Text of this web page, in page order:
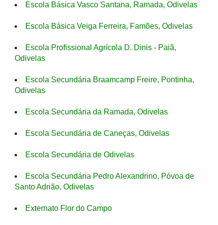
Escola Básica Vasco Santana, Ramada, Odivelas
Escola Básica Veiga Ferreira, Famões, Odivelas
Escola Profissional Agrícola D. Dinis - Paiã,
Odivelas
Escola Secundária Braamcamp Freire, Pontinha,
Odivelas
Escola Secundária da Ramada, Odivelas
Escola Secundária de Caneças, Odivelas
Escola Secundária de Odivelas
Escola Secundária Pedro Alexandrino, Póvoa de
Santo Adrião, Odivelas
Externato Flor do Campo